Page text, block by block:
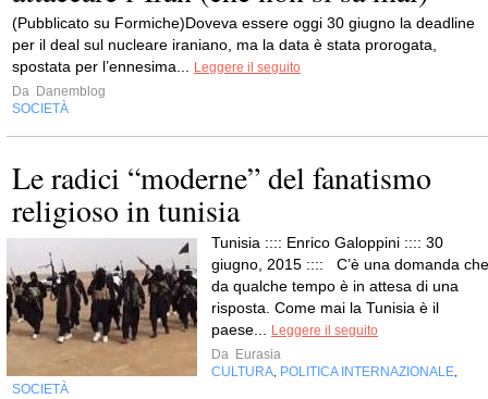
(Pubblicato su Formiche)Doveva essere oggi 30 giugno la deadline
per il deal sul nucleare iraniano, ma la data è stata prorogata,
spostata per l’ennesima...
Leggere il seguito
Da Danemblog
SOCIETÀ
Le radici “moderne” del fanatismo
religioso in tunisia
Tunisia :::: Enrico Galoppini :::: 30
giugno, 2015 :::: C’è una domanda che
da qualche tempo è in attesa di una
risposta. Come mai la Tunisia è il
paese...
Leggere il seguito
Da Eurasia
CULTURA POLITICA INTERNAZIONALE
SOCIETÀ